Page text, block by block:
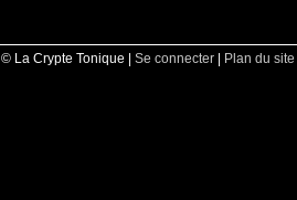
© La Crypte Tonique | Se connecter | Plan du site